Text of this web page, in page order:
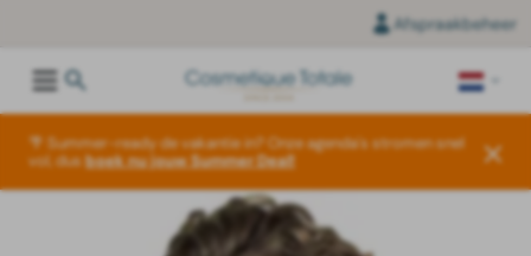
Afspraakbeheer
🌴 Summer-ready de vakantie in? Onze agenda's stromen snel
vol, dusboek nu jouw Summer Deal!